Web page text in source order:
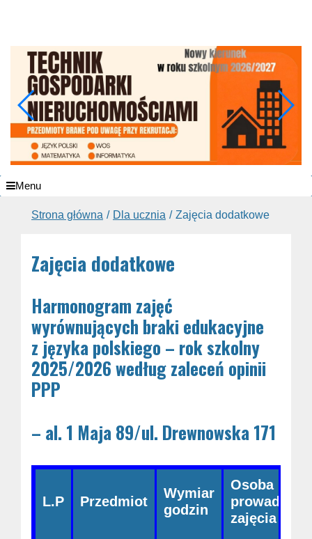
Menu
Strona główna Dla ucznia Zajęcia dodatkowe
Zajęcia dodatkowe
Harmonogram zajęć
wyrównujących braki edukacyjne
z języka polskiego – rok szkolny
2025/2026 według zaleceń opinii
PPP
– al. 1 Maja 89/ul. Drewnowska 171
L.P Przedmiot
Wymiar
godzin
Osoba
prowadząca
zajęcia